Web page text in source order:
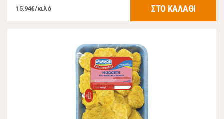
15,94€/κιλό ΣΤΟ ΚΑΛΑΘΙ